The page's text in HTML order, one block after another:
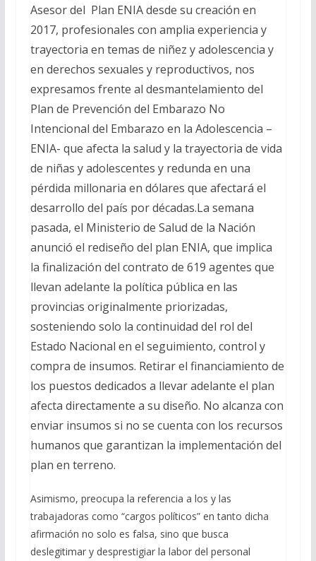
Asesor del Plan ENIA desde su creación en
2017, profesionales con amplia experiencia y
trayectoria en temas de niñez y adolescencia y
en derechos sexuales y reproductivos, nos
expresamos frente al desmantelamiento del
Plan de Prevención del Embarazo No
Intencional del Embarazo en la Adolescencia –
ENIA- que afecta la salud y la trayectoria de vida
de niñas y adolescentes y redunda en una
pérdida millonaria en dólares que afectará el
desarrollo del país por décadas.La semana
pasada, el Ministerio de Salud de la Nación
anunció el rediseño del plan ENIA, que implica
la finalización del contrato de 619 agentes que
llevan adelante la política pública en las
provincias originalmente priorizadas,
sosteniendo solo la continuidad del rol del
Estado Nacional en el seguimiento, control y
compra de insumos. Retirar el financiamiento de
los puestos dedicados a llevar adelante el plan
afecta directamente a su diseño. No alcanza con
enviar insumos si no se cuenta con los recursos
humanos que garantizan la implementación del
plan en terreno.
Asimismo, preocupa la referencia a los y las
trabajadoras como “cargos políticos” en tanto dicha
afirmación no solo es falsa, sino que busca
deslegitimar y desprestigiar la labor del personal